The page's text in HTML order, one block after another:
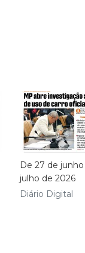
De 27 de
julho de 2026
Diário Digital